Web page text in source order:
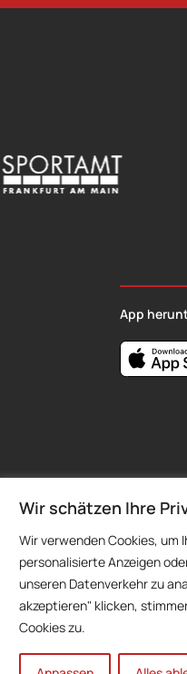
Wir schätzen Ihre
Wir verwenden Cookies, um
personalisierte Anzeigen
unseren Datenverkehr zu
akzeptieren" klicken,
Cookies zu.
App